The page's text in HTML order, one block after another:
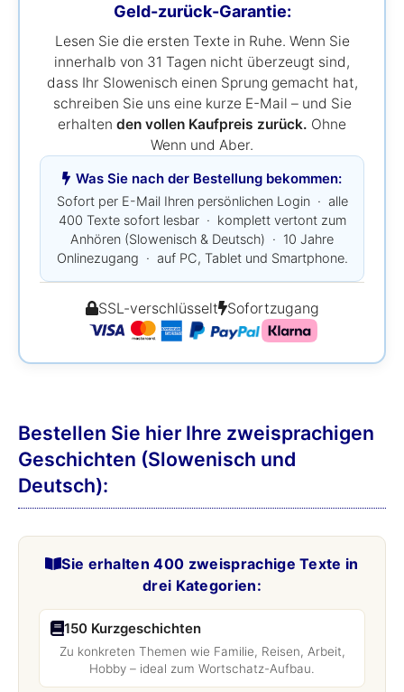
Geld-zurück-Garantie:
Lesen Sie die ersten Texte in Ruhe. Wenn Sie
innerhalb von 31 Tagen nicht überzeugt sind,
dass Ihr Slowenisch einen Sprung gemacht hat,
schreiben Sie uns eine kurze E-Mail – und Sie
erhalten den vollen Kaufpreis zurück. Ohne
Wenn und Aber.
Was Sie nach der Bestellung bekommen:
Sofort per E-Mail Ihren persönlichen Login · alle
400 Texte sofort lesbar · komplett vertont zum
Anhören (Slowenisch & Deutsch) · 10 Jahre
Onlinezugang · auf PC, Tablet und Smartphone.
SSL-verschlüsselt Sofortzugang
Bestellen Sie hier Ihre zweisprachigen
Geschichten (Slowenisch und
Deutsch):
Sie erhalten 400 zweisprachige Texte in
drei Kategorien:
150 Kurzgeschichten
Zu konkreten Themen wie Familie, Reisen, Arbeit,
Hobby – ideal zum Wortschatz-Aufbau.